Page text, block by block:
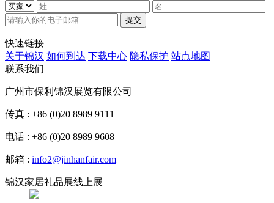
提交
快速链接
关于锦汉 如何到达 下载中心 隐私保护 站点地图
联系我们
广州市保利锦汉展览有限公司
传真 : +86 (0)20 8989 9111
电话 : +86 (0)20 8989 9608
邮箱 : info2@jinhanfair.com
锦汉家居礼品展线上展